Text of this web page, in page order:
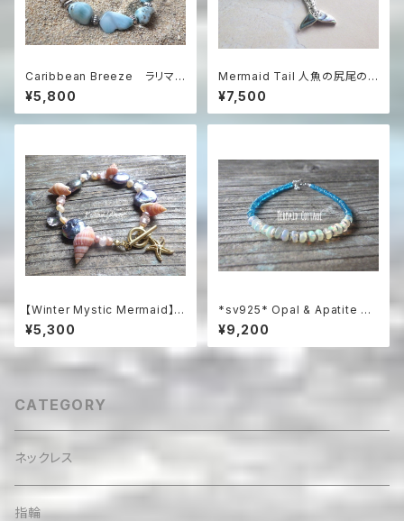
Caribbean Breeze ラリマ
ーとコンクシェルのビーチブレ
スレット
¥5,800
Mermaid Tail 人魚の尻尾の
革紐ハワイアンネックレス パウ
アシェル＆シルバー925
¥7,500
【Winter Mystic Mermaid】ヒ
トデとパールのロマンティック・
ブレスレット
¥5,300
*sv925* Opal & Apatite Oc
ean プレシャスオパールとアパ
タイトの総天然石ブレスレット
¥9,200
CATEGORY
ネックレス
指輪